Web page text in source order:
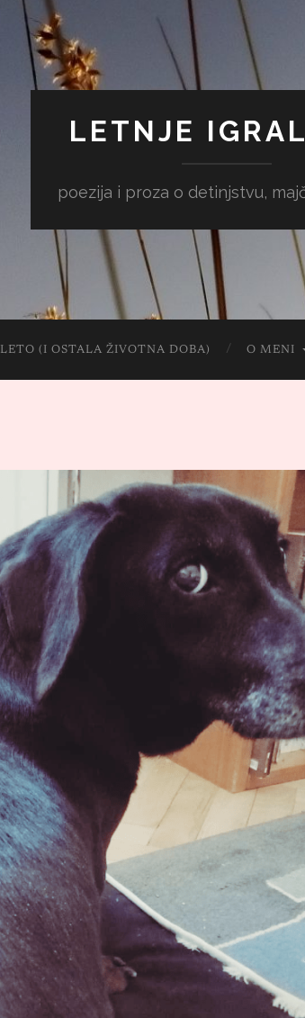
LETNJE
poezija i proza o detinjstvu,
LETO (I OSTALA ŽIVOTNA DOBA) O MENI